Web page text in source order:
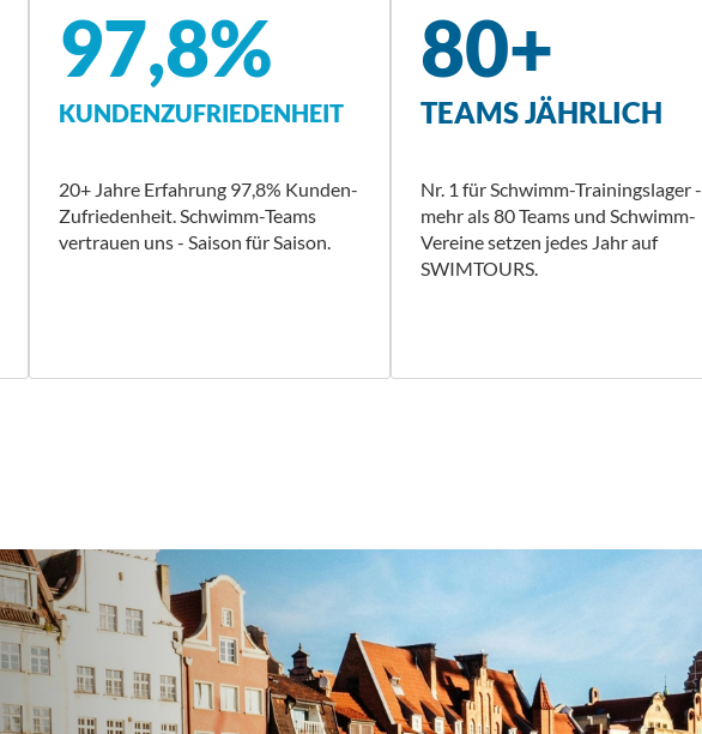
97,8%
KUNDENZUFRIEDENHEIT
20+ Jahre Erfahrung 97,8% Kunden-
Zufriedenheit. Schwimm-Teams
vertrauen uns - Saison für Saison.
80+
TEAMS JÄHRLICH
Nr. 1 für Schwimm-Trainingslager -
mehr als 80 Teams und Schwimm-
Vereine setzen jedes Jahr auf
SWIMTOURS.